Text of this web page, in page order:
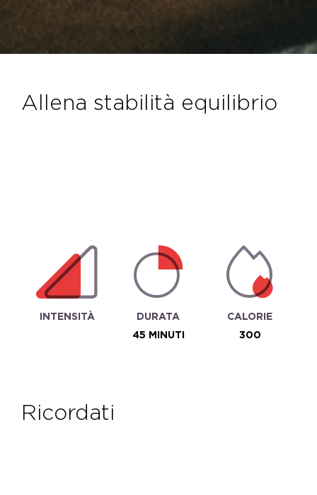
allena stabilità equilibrio
INTENSITÀ
DURATA
45 MINUTI
CALORIE
300
ricordati